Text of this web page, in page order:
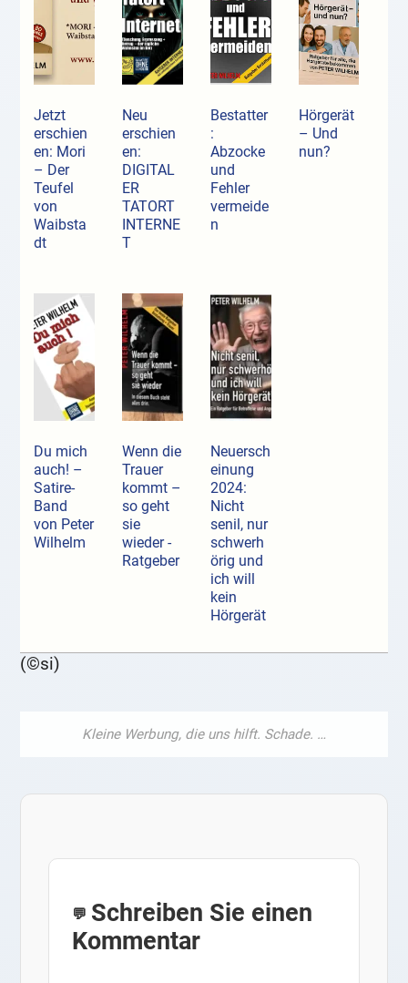
Jetzt
erschien
en: Mori
– Der
Teufel
von
Waibsta
dt
Neu
erschien
en:
DIGITAL
ER
TATORT
INTERNE
T
Bestatter
:
Abzocke
und
Fehler
vermeide
n
Hörgerät
– Und
nun?
Du mich
auch! –
Satire-
Band
von Peter
Wilhelm
Wenn die
Trauer
kommt –
so geht
sie
wieder -
Ratgeber
Neuersch
einung
2024:
Nicht
senil, nur
schwerh
örig und
ich will
kein
Hörgerät
(©si)
Schreiben Sie einen
Kommentar